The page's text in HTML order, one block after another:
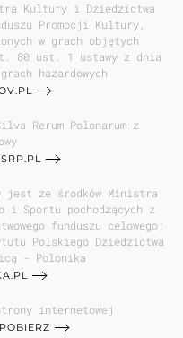
Kultury i Dziedzictwa
Promocji Kultury,
w grach objętych
80 ust. 1 ustawy z dnia
hazardowych
Rerum Polonarum z
jest ze środków Ministra
i Sportu pochodzących z
funduszu celowego;
Polskiego Dziedzictwa
- Polonika
internetowej